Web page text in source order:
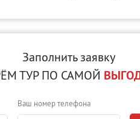
Заполнить заявку
ТУР ПО САМОЙ
Ваш номер телефона